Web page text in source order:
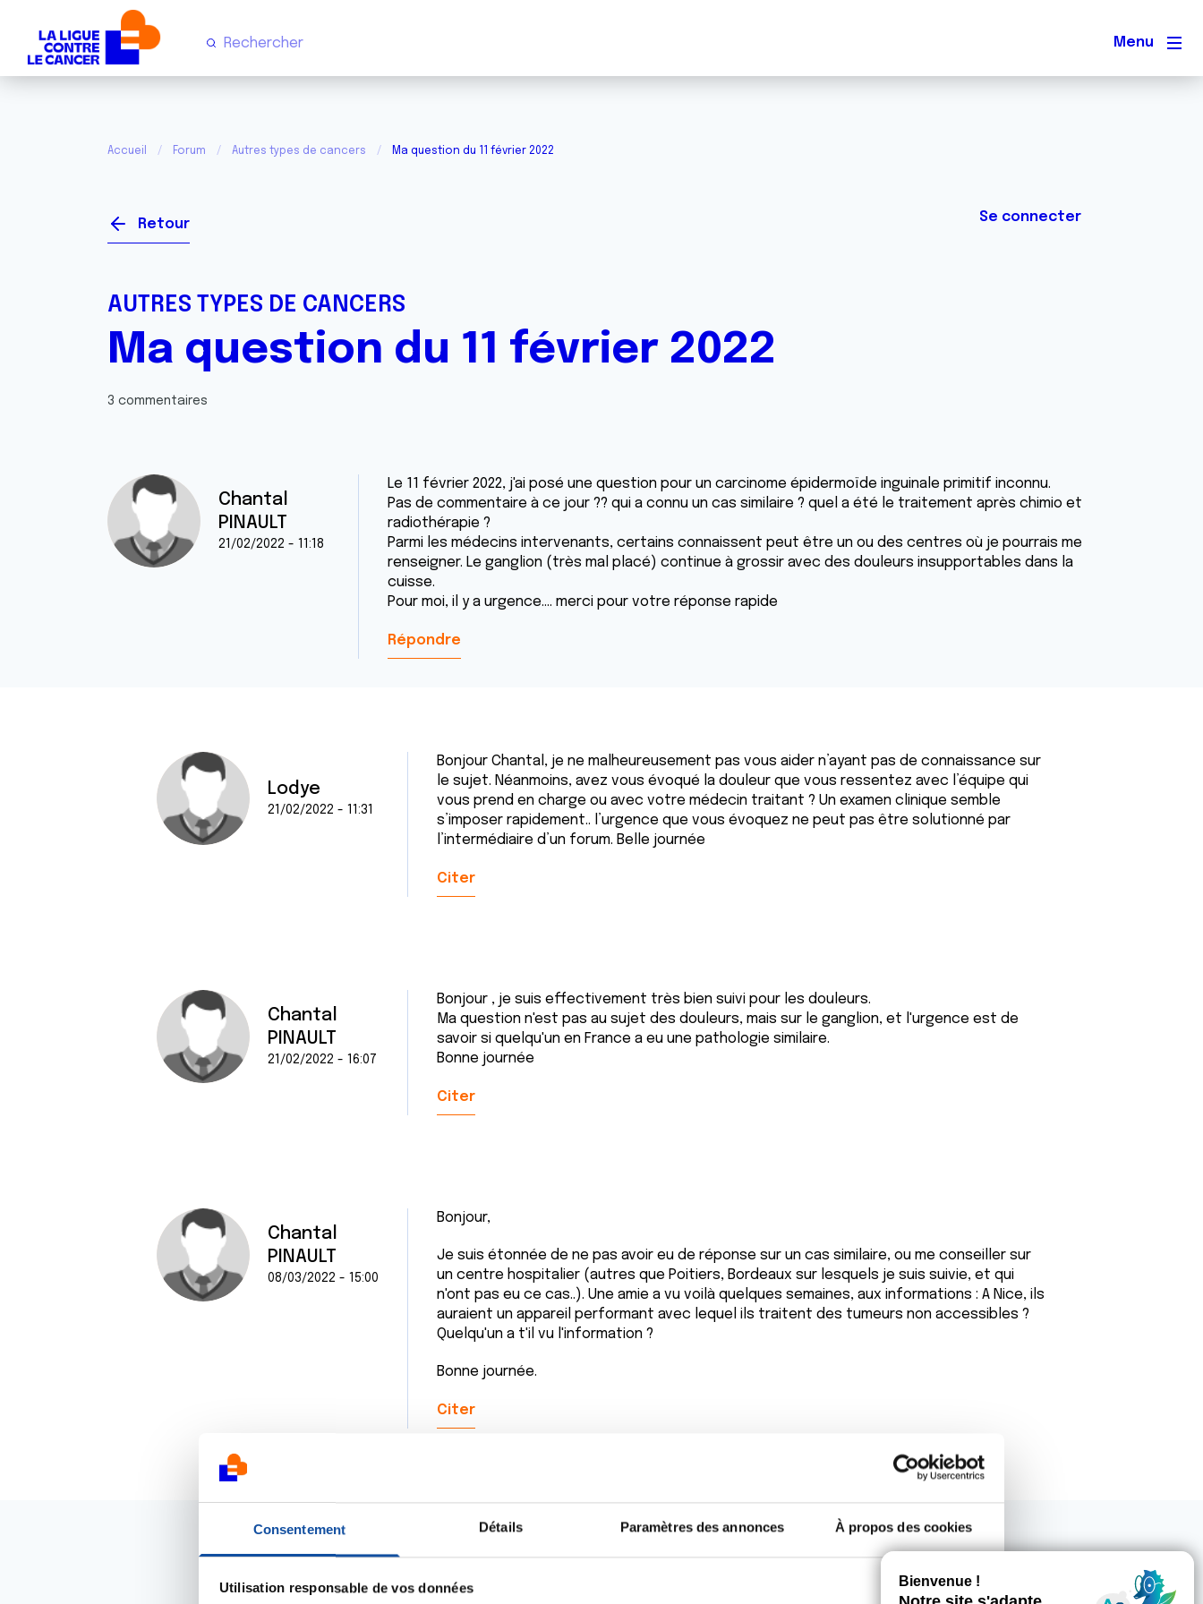
Consentement Détails Paramètres des annonces À propos des cookies
Utilisation responsable de vos données
Menu
Accueil Forum Autres types de cancers Ma question du 11 février 2022
Retour Se connecter
AUTRES TYPES DE CANCERS
Ma question du 11 février 2022
3 commentaires
Chantal
PINAULT
21/02/2022 - 11:18
Le 11 février 2022, j'ai posé une question pour un carcinome épidermoïde inguinale primitif inconnu.
Pas de commentaire à ce jour ?? qui a connu un cas similaire ? quel a été le traitement après chimio et
radiothérapie ?
Parmi les médecins intervenants, certains connaissent peut être un ou des centres où je pourrais me
renseigner. Le ganglion (très mal placé) continue à grossir avec des douleurs insupportables dans la
cuisse.
Pour moi, il y a urgence.... merci pour votre réponse rapide
Répondre
Lodye
21/02/2022 - 11:31
Bonjour Chantal, je ne malheureusement pas vous aider n’ayant pas de connaissance sur
le sujet. Néanmoins, avez vous évoqué la douleur que vous ressentez avec l’équipe qui
vous prend en charge ou avec votre médecin traitant ? Un examen clinique semble
s’imposer rapidement.. l’urgence que vous évoquez ne peut pas être solutionné par
l’intermédiaire d’un forum. Belle journée
Citer
Chantal
PINAULT
21/02/2022 - 16:07
Bonjour , je suis effectivement très bien suivi pour les douleurs.
Ma question n'est pas au sujet des douleurs, mais sur le ganglion, et l'urgence est de
savoir si quelqu'un en France a eu une pathologie similaire.
Bonne journée
Citer
Chantal
PINAULT
08/03/2022 - 15:00
Bonjour,
Je suis étonnée de ne pas avoir eu de réponse sur un cas similaire, ou me conseiller sur
un centre hospitalier (autres que Poitiers, Bordeaux sur lesquels je suis suivie, et qui
n'ont pas eu ce cas..). Une amie a vu voilà quelques semaines, aux informations : A Nice, ils
auraient un appareil performant avec lequel ils traitent des tumeurs non accessibles ?
Quelqu'un a t'il vu l'information ?
Bonne journée.
Citer